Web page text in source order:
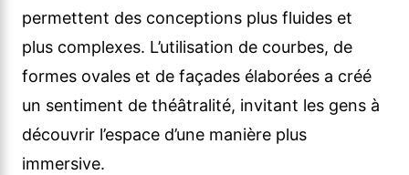
permettent des conceptions plus fluides et
plus complexes. L’utilisation de courbes, de
formes ovales et de façades élaborées a créé
un sentiment de théâtralité, invitant les gens à
découvrir l’espace d’une manière plus
immersive.